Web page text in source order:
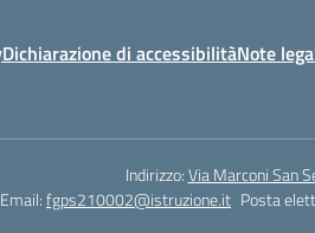
Dichiarazione di accessibilitàNote
Indirizzo:Via Marconi San
Email:fgps210002@istruzione.it Posta